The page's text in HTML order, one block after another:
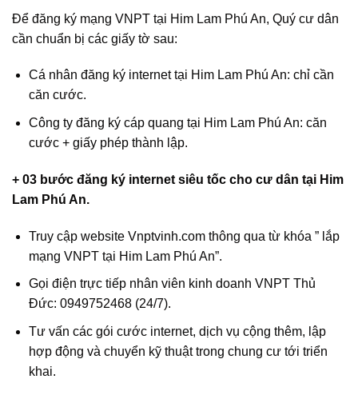
Để đăng ký mạng VNPT tại Him Lam Phú An, Quý cư dân
cần chuẩn bị các giấy tờ sau:
Cá nhân đăng ký internet tại Him Lam Phú An: chỉ cần
căn cước.
Công ty đăng ký cáp quang tại Him Lam Phú An: căn
cước + giấy phép thành lập.
+ 03 bước đăng ký internet siêu tốc cho cư dân tại Him
Lam Phú An.
Truy cập website Vnptvinh.com thông qua từ khóa ” lắp
mạng VNPT tại Him Lam Phú An”.
Gọi điện trực tiếp nhân viên kinh doanh VNPT Thủ
Đức: 0949752468 (24/7).
Tư vấn các gói cước internet, dịch vụ cộng thêm, lập
hợp động và chuyển kỹ thuật trong chung cư tới triển
khai.